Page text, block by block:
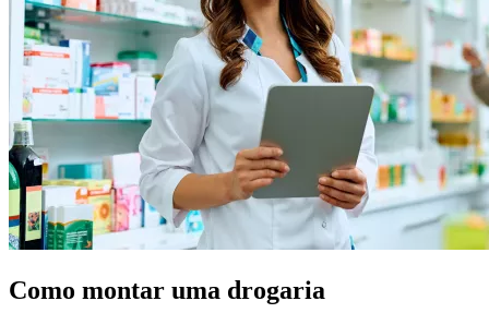
Como montar uma drogaria